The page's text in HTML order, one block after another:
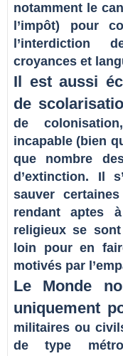
notamment le
l’impôt) pour
l’interdiction
croyances et
Il est aussi
de
de
incapable (bien
que nombre
d’extinction. Il
sauver
rendant aptes
religieux se
loin pour en
motivés par
Le Monde
uniquement
militaires ou
de type